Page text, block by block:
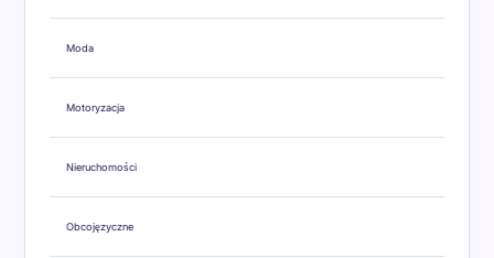
Moda
Motoryzacja
Nieruchomości
Obcojęzyczne